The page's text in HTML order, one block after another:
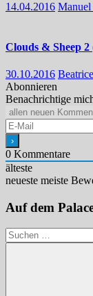
14.04.2016
Clouds & Sheep 2
30.10.2016
Abonnieren
Benachrichtige
0 Kommentare
älteste
neueste meiste
Auf dem
Suchen
nach: